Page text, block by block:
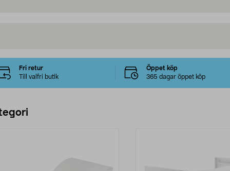
Fri retur
Till valfri butik
Öppet köp
365 dagar öppet köp